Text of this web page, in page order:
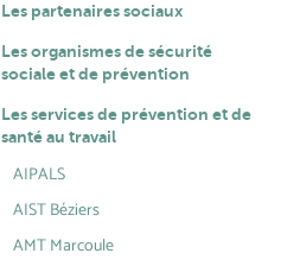
Les partenaires sociaux
Les organismes de sécurité
sociale et de prévention
Les services de prévention et de
santé au travail
AIPALS
AIST Béziers
AMT Marcoule